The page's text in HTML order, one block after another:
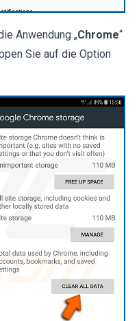
Anwendung „Chrome“
Sie auf die Option